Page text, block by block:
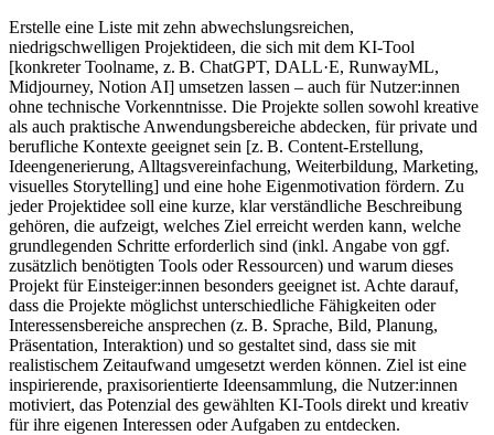
Erstelle eine Liste mit zehn abwechslungsreichen,
niedrigschwelligen Projektideen, die sich mit dem KI-Tool
[konkreter Toolname, z. B. ChatGPT, DALL·E, RunwayML,
Midjourney, Notion AI] umsetzen lassen – auch für Nutzer:innen
ohne technische Vorkenntnisse. Die Projekte sollen sowohl kreative
als auch praktische Anwendungsbereiche abdecken, für private und
berufliche Kontexte geeignet sein [z. B. Content-Erstellung,
Ideengenerierung, Alltagsvereinfachung, Weiterbildung, Marketing,
visuelles Storytelling] und eine hohe Eigenmotivation fördern. Zu
jeder Projektidee soll eine kurze, klar verständliche Beschreibung
gehören, die aufzeigt, welches Ziel erreicht werden kann, welche
grundlegenden Schritte erforderlich sind (inkl. Angabe von ggf.
zusätzlich benötigten Tools oder Ressourcen) und warum dieses
Projekt für Einsteiger:innen besonders geeignet ist. Achte darauf,
dass die Projekte möglichst unterschiedliche Fähigkeiten oder
Interessensbereiche ansprechen (z. B. Sprache, Bild, Planung,
Präsentation, Interaktion) und so gestaltet sind, dass sie mit
realistischem Zeitaufwand umgesetzt werden können. Ziel ist eine
inspirierende, praxisorientierte Ideensammlung, die Nutzer:innen
motiviert, das Potenzial des gewählten KI-Tools direkt und kreativ
für ihre eigenen Interessen oder Aufgaben zu entdecken.